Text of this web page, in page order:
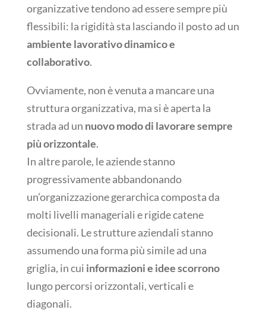
organizzative tendono ad essere sempre più
flessibili: la rigidità sta lasciando il posto ad un
ambiente lavorativo dinamico e
collaborativo.
Ovviamente, non è venuta a mancare una
struttura organizzativa, ma si è aperta la
strada ad un nuovo modo di lavorare sempre
più orizzontale.
In altre parole, le aziende stanno
progressivamente abbandonando
un’organizzazione gerarchica composta da
molti livelli manageriali e rigide catene
decisionali. Le strutture aziendali stanno
assumendo una forma più simile ad una
griglia, in cui informazioni e idee scorrono
lungo percorsi orizzontali, verticali e
diagonali.